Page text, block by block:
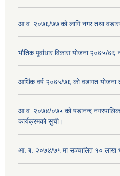
आ.व. २०७६/७७ को लागि नगर तथा
भौतिक पूर्वाधार विकास योजना २०७५/७६
आर्थिक वर्ष २०७५/७६ को वडागत योजना
आ.व. २०७४/०७५ को षडानन्द
कार्यक्रमको सुची।
आ. ब. २०७४/७५ मा सञ्चालित १० लाख